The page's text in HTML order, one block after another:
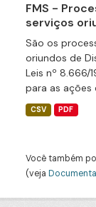
FMS -
serviços
São os
oriundos de
Leis nº 8.666/
para as ações
CSV PDF
Você também
(veja